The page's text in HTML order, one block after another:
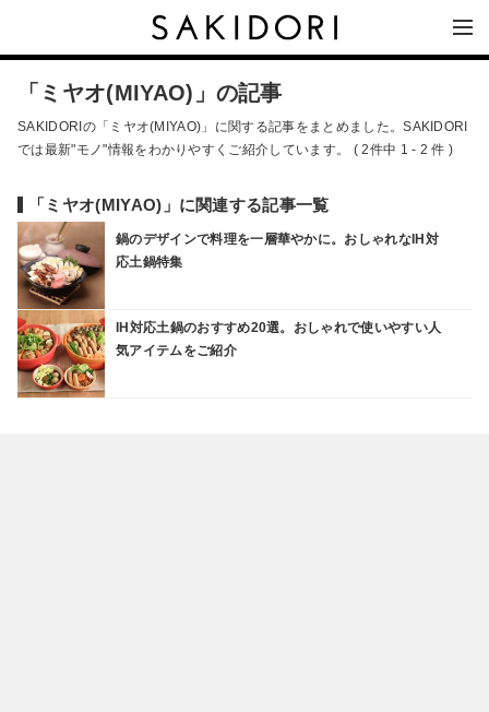
「ミヤオ(MIYAO)」の記事
SAKIDORIの「ミヤオ(MIYAO)」に関する記事をまとめました。SAKIDORI
では最新"モノ"情報をわかりやすくご紹介しています。 ( 2件中 1 - 2 件 )
「ミヤオ(MIYAO)」に関連する記事一覧
鍋のデザインで料理を一層華やかに。おしゃれなIH対
応土鍋特集
IH対応土鍋のおすすめ20選。おしゃれで使いやすい人
気アイテムをご紹介